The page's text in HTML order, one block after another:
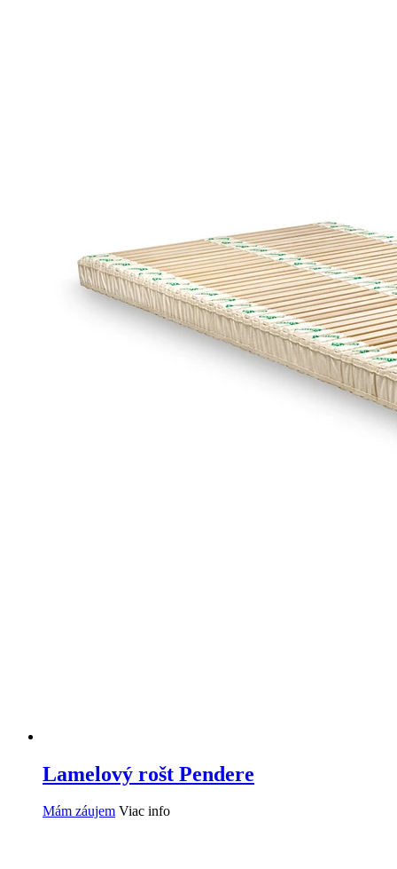
Lamelový rošt Pendere
Mám záujem Viac info